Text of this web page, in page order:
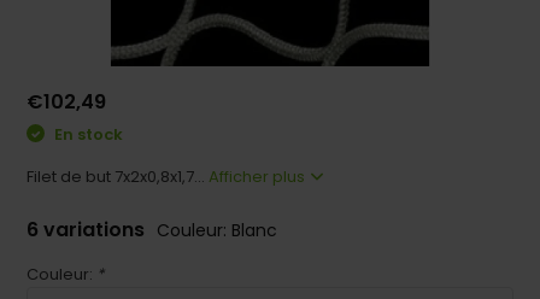
€102,49
En stock
Filet de but 7x2x0,8x1,7... Afficher plus
6 variations Couleur: Blanc
Couleur: *